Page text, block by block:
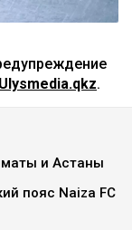
Ulysmedia.qkz.
и Астаны
пояс Naiza FC